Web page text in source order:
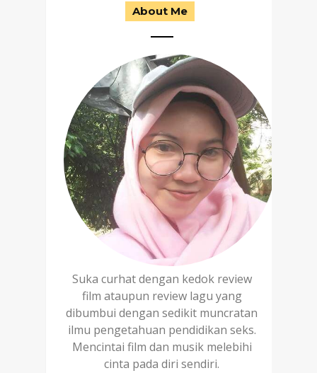
About Me
Suka curhat dengan kedok review
film ataupun review lagu yang
dibumbui dengan sedikit muncratan
ilmu pengetahuan pendidikan seks.
Mencintai film dan musik melebihi
cinta pada diri sendiri.